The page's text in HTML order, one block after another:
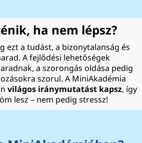
ha nem lépsz?
ezt a tudást, a bizonytalanság és
A fejlődési lehetőségek
a szorongás oldása pedig
szorul. A MiniAkadémia
világos iránymutatást kapsz, így
lesz – nem pedig stressz!